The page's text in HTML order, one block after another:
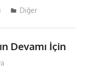
Diğer
Devamı İçin